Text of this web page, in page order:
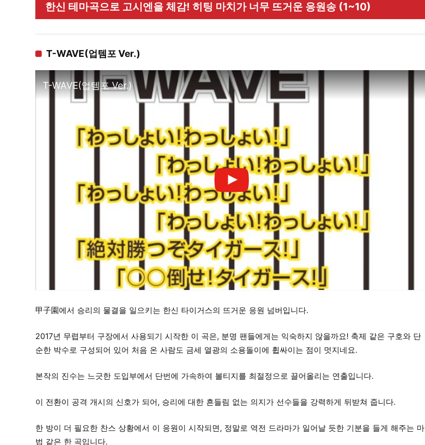
한신 테마곡으로 고시엔을 체감! 히팅 마치가 너무 뜨거운 응원송 (1~10)
T-WAVE(업템포 Ver.)
T-WAVE(업템포 Ver.)
甲子園에서 승리의 물결을 일으키는 한신 타이거스의 뜨거운 응원 넘버입니다.
2017년 무렵부터 구장에서 사용되기 시작한 이 곡은, 분명 팬들에게는 익숙하지 않을까요! 축제 같은 구호와 단
순한 박수로 구성되어 있어 처음 온 사람도 금세 열광의 소용돌이에 휩싸이는 점이 멋지네요.
본작의 진수는 느긋한 도입부에서 단번에 가속하여 볼티지를 최절정으로 끌어올리는 연출입니다.
이 전환이 공격 개시의 신호가 되어, 승리에 대한 흔들림 없는 의지가 선수들을 강력하게 뒤받쳐 줍니다.
한 방이 더 필요한 찬스 상황에서 이 응원이 시작되면, 정말로 역전 드라마가 일어날 듯한 기분을 들게 해주는 마
법 같은 한 곡입니다.